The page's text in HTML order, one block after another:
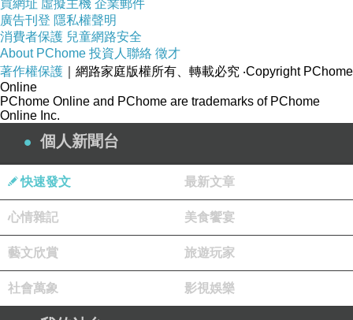
教育下的年輕人，往往學會的不是韌性，而是
忍耐變成常態後，真正的問題就永遠無法被提出。
在一個只講吃苦不講條件的語氣文化中，質疑被視為軟
弱，改善被視為矯情，只有沉默與附和才是「成熟」。
經驗值得尊重，但不等於可以封口
前人的苦不是錯，但不能變成今日的標準答案。
經驗可以參考，但不應阻擋進步；
語氣可以堅定，但不該用來否定另一種生存節奏的正當
性。
真正有建設性的語氣，是這樣的：
「我以前也吃過很多苦，所以我希望你不用再那麼辛
苦。」
買網址 虛擬主機 企業郵件
廣告刊登 隱私權聲明
消費者保護 兒童網路安全
About PChome 投資人聯絡 徵才
著作權保護 ｜網路家庭版權所有、轉載必究 ‧Copyright PChome
Online
PChome Online and PChome are trademarks of PChome
Online Inc.
個人新聞台
快速發文 最新文章
心情雜記 美食饗宴
藝文欣賞 旅遊玩家
社會萬象 影視娛樂